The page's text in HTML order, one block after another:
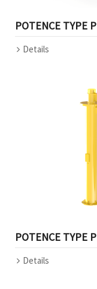
POTENCE TYPE
Details
POTENCE TYPE
Details